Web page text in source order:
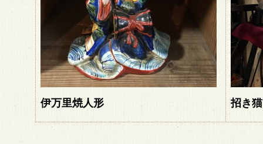
伊万里焼人形 招き猫